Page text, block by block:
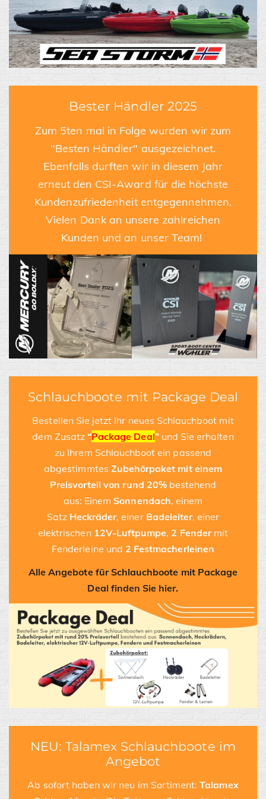
Bester Händler 2025
Zum 5ten mal in Folge wurden wir zum
"Besten Händler" ausgezeichnet.
Ebenfalls durften wir in diesem Jahr
erneut den CSI-Award für die höchste
Kundenzufriedenheit entgegennehmen.
Vielen Dank an unsere zahlreichen
Kunden und an unser Team!
Schlauchboote mit Package Deal
Bestellen Sie jetzt Ihr neues Schlauchboot mit
dem Zusatz “Package Deal” und Sie erhalten
zu Ihrem Schlauchboot ein passend
abgestimmtes Zubehörpaket mit einem
Preisvorteil von rund 20%bestehend
aus: EinemSonnendach, einem
Satz Heckräder, einer Badeleiter, einer
elektrischen 12V-Luftpumpe, 2 Fender mit
Fenderleine und 2 Festmacherleinen
Alle Angebote für Schlauchboote mit Package
Deal finden Sie hier.
NEU: Talamex Schlauchboote im
Angebot
Ab sofort haben wir neu im Sortiment:Talamex